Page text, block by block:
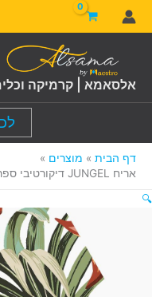
דילוג
לתוכן
אלסאמא | קרמיקה
דף הבית
מוצרים
אריח JUNGEL דיקורטיבי ספרדי משושה 23*27 ס"מ
🔍